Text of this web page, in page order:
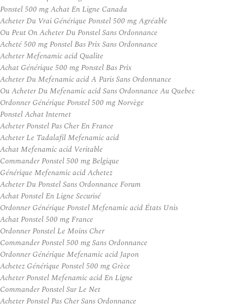
Ponstel 500 mg Achat En Ligne Canada
Acheter Du Vrai Générique Ponstel 500 mg Agréable
Ou Peut On Acheter Du Ponstel Sans Ordonnance
Acheté 500 mg Ponstel Bas Prix Sans Ordonnance
Acheter Mefenamic acid Qualite
Achat Générique 500 mg Ponstel Bas Prix
Acheter Du Mefenamic acid A Paris Sans Ordonnance
Ou Acheter Du Mefenamic acid Sans Ordonnance Au Quebec
Ordonner Générique Ponstel 500 mg Norvège
Ponstel Achat Internet
Acheter Ponstel Pas Cher En France
Acheter Le Tadalafil Mefenamic acid
Achat Mefenamic acid Veritable
Commander Ponstel 500 mg Belgique
Générique Mefenamic acid Achetez
Acheter Du Ponstel Sans Ordonnance Forum
Achat Ponstel En Ligne Securisé
Ordonner Générique Ponstel Mefenamic acid États Unis
Achat Ponstel 500 mg France
Ordonner Ponstel Le Moins Cher
Commander Ponstel 500 mg Sans Ordonnance
Ordonner Générique Mefenamic acid Japon
Achetez Générique Ponstel 500 mg Grèce
Acheter Ponstel Mefenamic acid En Ligne
Commander Ponstel Sur Le Net
Acheter Ponstel Pas Cher Sans Ordonnance